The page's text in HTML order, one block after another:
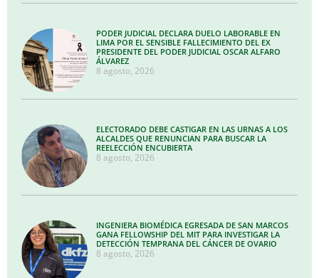
PODER JUDICIAL DECLARA DUELO LABORABLE EN
LIMA POR EL SENSIBLE FALLECIMIENTO DEL EX
PRESIDENTE DEL PODER JUDICIAL OSCAR ALFARO
ÁLVAREZ
8 agosto, 2026
ELECTORADO DEBE CASTIGAR EN LAS URNAS A LOS
ALCALDES QUE RENUNCIAN PARA BUSCAR LA
REELECCIÓN ENCUBIERTA
8 agosto, 2026
INGENIERA BIOMÉDICA EGRESADA DE SAN MARCOS
GANA FELLOWSHIP DEL MIT PARA INVESTIGAR LA
DETECCIÓN TEMPRANA DEL CÁNCER DE OVARIO
8 agosto, 2026